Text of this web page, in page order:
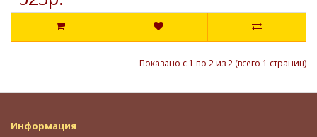
Показано с 1 по 2 из 2 (всего 1 страниц)
Информация